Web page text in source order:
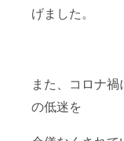
げました。
また、コロナ禍
の低迷を